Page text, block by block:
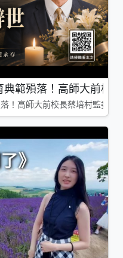
典範殞落！高師大前校
！高師大前校長蔡培村監委